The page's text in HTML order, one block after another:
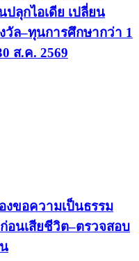
ลุกไอเดีย เปลี่ยน
วัล–ทุนการศึกษากว่า 1
ส.ค. 2569
ขอความเป็นธรรม
นเสียชีวิต–ตรวจสอบ